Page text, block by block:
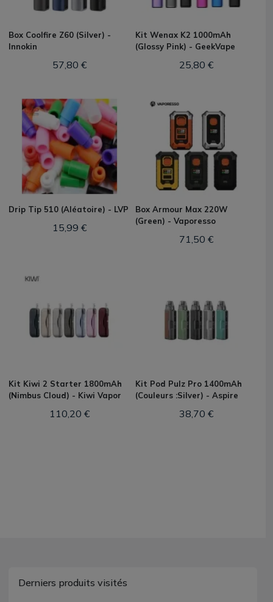
Box Coolfire Z60 (Silver) -
Innokin
57,80 €
Kit Wenax K2 1000mAh
(Glossy Pink) - GeekVape
25,80 €
Drip Tip 510 (Aléatoire) - LVP
15,99 €
Box Armour Max 220W
(Green) - Vaporesso
71,50 €
Kit Kiwi 2 Starter 1800mAh
(Nimbus Cloud) - Kiwi Vapor
110,20 €
Kit Pod Pulz Pro 1400mAh
(Couleurs :Silver) - Aspire
38,70 €
Derniers produits visités